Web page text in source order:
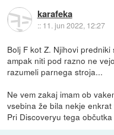
karafeka
:: 11. jun 2022, 12:27
Bolj F kot Z. Njihovi
ampak niti pod razno ne
razumeli parnega stroja...
Ne vem zakaj imam ob
vsebina že bila nekje enkrat
Pri Discoveryu tega